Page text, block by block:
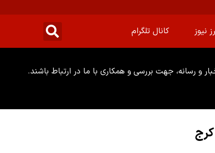
نیوز کانال تلگرام
و رسانه، جهت بررسی و همکاری با ما در ارتباط باشند.